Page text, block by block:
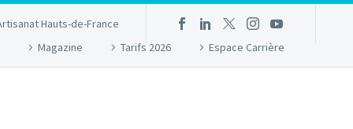
Hauts-de-France
Magazine
Tarifs 2026 Espace Carrière